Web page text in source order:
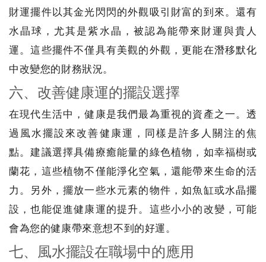
財運擺件以其金光閃閃的外觀吸引財富的到來。還有
水晶球，尤其是紫水晶，被認為能帶來財運與貴人
運。這些擺件不僅具有美觀的外觀，更能在潛移默化
中改變您的財務狀況。
六、改善健康運的擺設選擇
在現代生活中，健康是我們最為重視的資產之一。透
過風水擺設來改善健康運，同樣是許多人關注的焦
點。建議選擇具備療癒能量的綠色植物，如幸福樹或
蘭花，這些植物不僅能淨化空氣，還能帶來生命的活
力。另外，擺放一些水元素的物件，如魚缸或水晶擺
設，也能促進健康運的提升。這些小小的改變，可能
會為您的健康帶來意想不到的好運。
七、風水擺設在職場中的應用